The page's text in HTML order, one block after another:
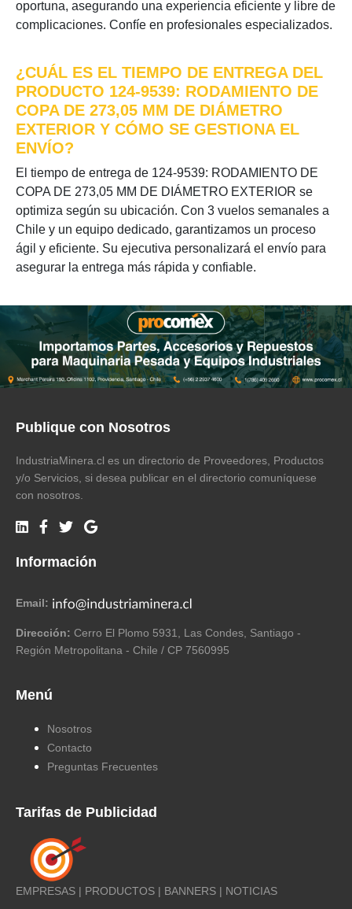
oportuna, asegurando una experiencia eficiente y libre de
complicaciones. Confíe en profesionales especializados.
¿CUÁL ES EL TIEMPO DE ENTREGA DEL
PRODUCTO 124-9539: RODAMIENTO DE
COPA DE 273,05 MM DE DIÁMETRO
EXTERIOR Y CÓMO SE GESTIONA EL
ENVÍO?
El tiempo de entrega de 124-9539: RODAMIENTO DE
COPA DE 273,05 MM DE DIÁMETRO EXTERIOR se
optimiza según su ubicación. Con 3 vuelos semanales a
Chile y un equipo dedicado, garantizamos un proceso
ágil y eficiente. Su ejecutiva personalizará el envío para
asegurar la entrega más rápida y confiable.
Publique con Nosotros
IndustriaMinera.cl es un directorio de Proveedores, Productos
y/o Servicios, si desea publicar en el directorio comuníquese
con nosotros.
Información
Email:
Dirección: Cerro El Plomo 5931, Las Condes, Santiago -
Región Metropolitana - Chile / CP 7560995
Menú
Nosotros
Contacto
Preguntas Frecuentes
Tarifas de Publicidad
EMPRESAS | PRODUCTOS | BANNERS | NOTICIAS